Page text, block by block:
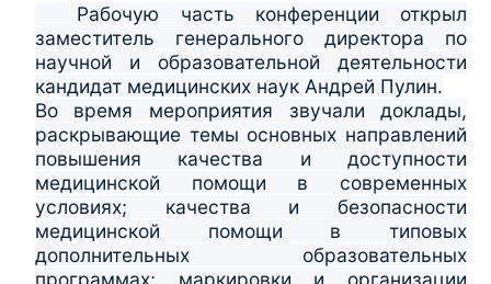
Рабочую часть конференции открыл
заместитель генерального директора по
научной и образовательной деятельности
кандидат медицинских наук Андрей Пулин.
Во время мероприятия звучали доклады,
раскрывающие темы основных направлений
повышения качества и доступности
медицинской помощи в современных
условиях; качества и безопасности
медицинской помощи в типовых
дополнительных образовательных
программах; маркировки и организации